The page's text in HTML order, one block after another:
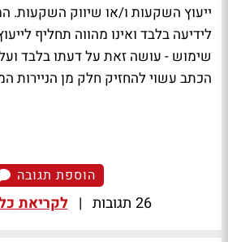
ייעוץ השקעות ו/או שיווק השקעות.
לידיעה בלבד ואינו מהווה תחליף
שימוש - עושה זאת על דעתו בלבד
הכתב עשוי להחזיק חלק מן הניירות
הוספת תגובה
26 תגובות | לקריאת